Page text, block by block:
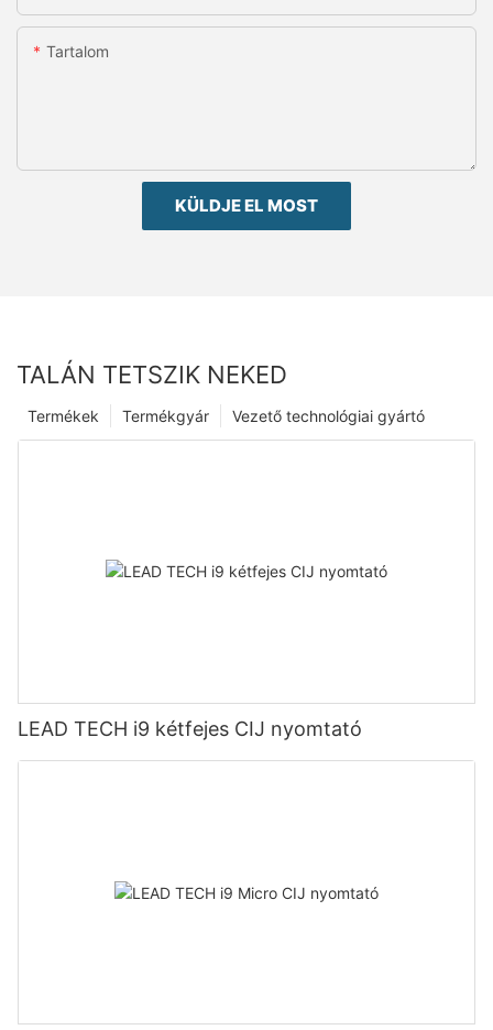
Tartalom
KÜLDJE EL MOST
TALÁN TETSZIK NEKED
Vezető technológiai gyártó
Termékgyár
Termékek
LEAD TECH i9 kétfejes CIJ nyomtató